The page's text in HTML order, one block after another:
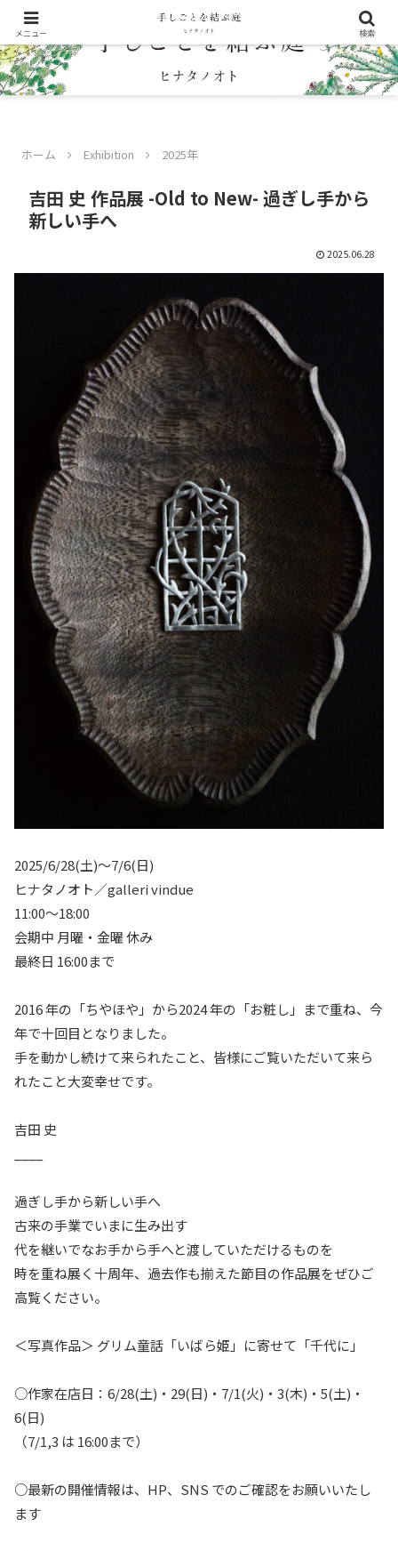
ホーム Exhibition 2025年
吉田 史 作品展 -Old to New- 過ぎし手から
新しい手へ
2025.06.28
2025/6/28(土)〜7/6(日)
ヒナタノオト／galleri vindue
11:00～18:00
会期中 月曜・金曜 休み
最終日 16:00まで
2016 年の「ちやほや」から2024 年の「お粧し」まで重ね、今
年で十回目となりました。
手を動かし続けて来られたこと、皆様にご覧いただいて来ら
れたこと大変幸せです。
吉田 史
過ぎし手から新しい手へ
古来の手業でいまに生み出す
代を継いでなお手から手へと渡していただけるものを
時を重ね展く十周年、過去作も揃えた節目の作品展をぜひご
高覧ください。
＜写真作品＞ グリム童話「いばら姫」に寄せて「千代に」
○作家在店日：6/28(土)・29(日)・7/1(火)・3(木)・5(土)・
6(日)
（7/1,3 は 16:00まで）
○最新の開催情報は、 HP、 SNS でのご確認をお願いいたし
ます
メニュー 検索